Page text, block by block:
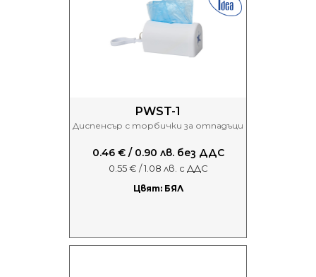
PWST-1
Диспенсър с торбички за отпадъци
0.46 € / 0.90 лв. без ДДС
0.55 € / 1.08 лв. с ДДС
Цвят: БЯЛ